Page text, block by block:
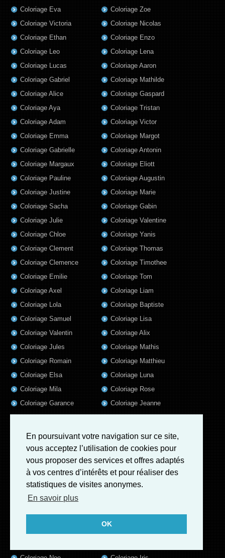
En poursuivant votre navigation sur ce site,
vous acceptez l’utilisation de cookies pour
vous proposer des services et offres adaptés
à vos centres d’intérêts et pour réaliser des
statistiques de visites anonymes.
En savoir plus
OK
Coloriage Eva
Coloriage Victoria
Coloriage Ethan
Coloriage Leo
Coloriage Lucas
Coloriage Gabriel
Coloriage Alice
Coloriage Aya
Coloriage Adam
Coloriage Emma
Coloriage Gabrielle
Coloriage Zoe
Coloriage Nicolas
Coloriage Enzo
Coloriage Lena
Coloriage Aaron
Coloriage Mathilde
Coloriage Gaspard
Coloriage Tristan
Coloriage Victor
Coloriage Margot
Coloriage Antonin
Coloriage Margaux
Coloriage Pauline
Coloriage Justine
Coloriage Sacha
Coloriage Julie
Coloriage Chloe
Coloriage Clement
Coloriage Clemence
Coloriage Emilie
Coloriage Axel
Coloriage Lola
Coloriage Samuel
Coloriage Valentin
Coloriage Jules
Coloriage Romain
Coloriage Elsa
Coloriage Mila
Coloriage Garance
Coloriage Marius
Coloriage Eleonore
Coloriage Louis
Coloriage Ava
Coloriage Simon
Coloriage Julien
Coloriage Lina
Coloriage Eliott
Coloriage Augustin
Coloriage Marie
Coloriage Gabin
Coloriage Valentine
Coloriage Yanis
Coloriage Thomas
Coloriage Timothee
Coloriage Tom
Coloriage Liam
Coloriage Baptiste
Coloriage Lisa
Coloriage Alix
Coloriage Mathis
Coloriage Matthieu
Coloriage Luna
Coloriage Rose
Coloriage Jeanne
Coloriage Benjamin
Coloriage Salome
Coloriage Matteo
Coloriage Ulysse
Coloriage Martin
Coloriage Heloïse